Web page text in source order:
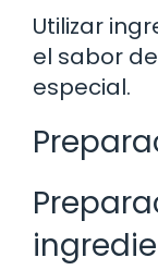
Utilizar
el sabor
especial.